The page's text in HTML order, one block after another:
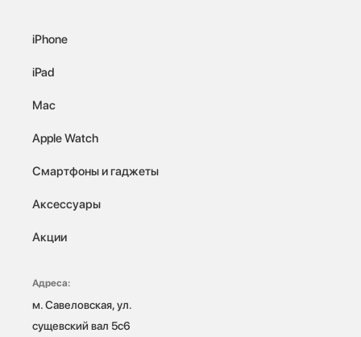
iPhone
iPad
Mac
Apple Watch
Смартфоны и гаджеты
Аксессуары
Акции
Адреса:
м. Савеловская, ул.
сущевский вал 5с6